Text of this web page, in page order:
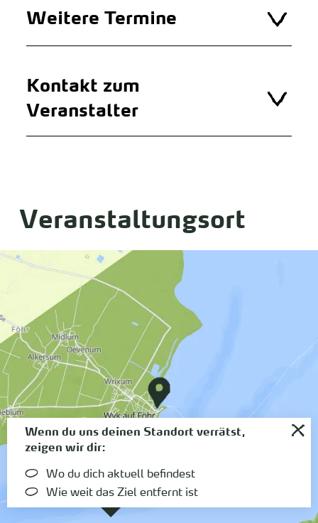
Weitere Termine
Kontakt zum
Veranstalter
Veranstaltungsort
Wenn du uns deinen Standort verrätst,
zeigen wir dir:
Wo du dich aktuell befindest
Wie weit das Ziel entfernt ist